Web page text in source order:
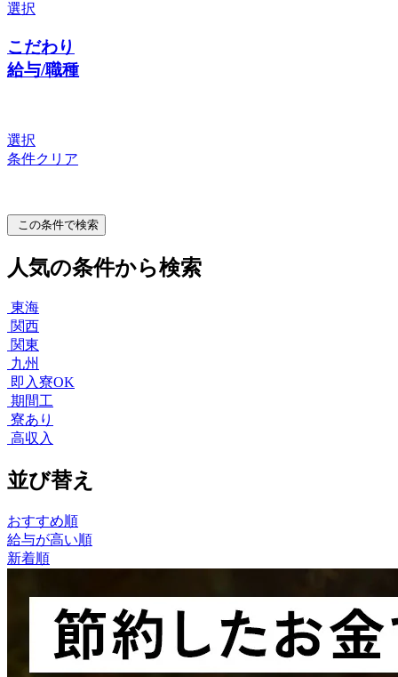
選択
こだわり
給与/職種
選択
条件クリア
この条件で検索
人気の条件から検索
東海
関西
関東
九州
即入寮OK
期間工
寮あり
高収入
並び替え
おすすめ順
給与が高い順
新着順